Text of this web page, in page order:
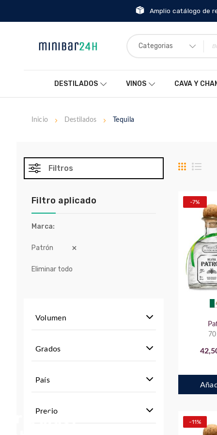
Amplio catálogo de
Categorias
DESTILADOS VINOS CAVA Y
Inicio Destilados Tequila
Parrilla
-7%
-11%
Filtros
Filtro aplicado
Marca
Patrón
Eliminar todo
Volumen
Grados
País
Precio